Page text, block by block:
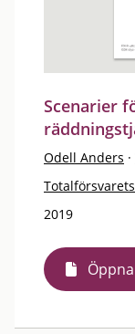
Scenarier
Odell Anders ·
2019